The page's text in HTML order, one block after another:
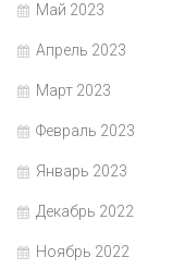
Май 2023
Апрель 2023
Март 2023
Февраль 2023
Январь 2023
Декабрь 2022
Ноябрь 2022